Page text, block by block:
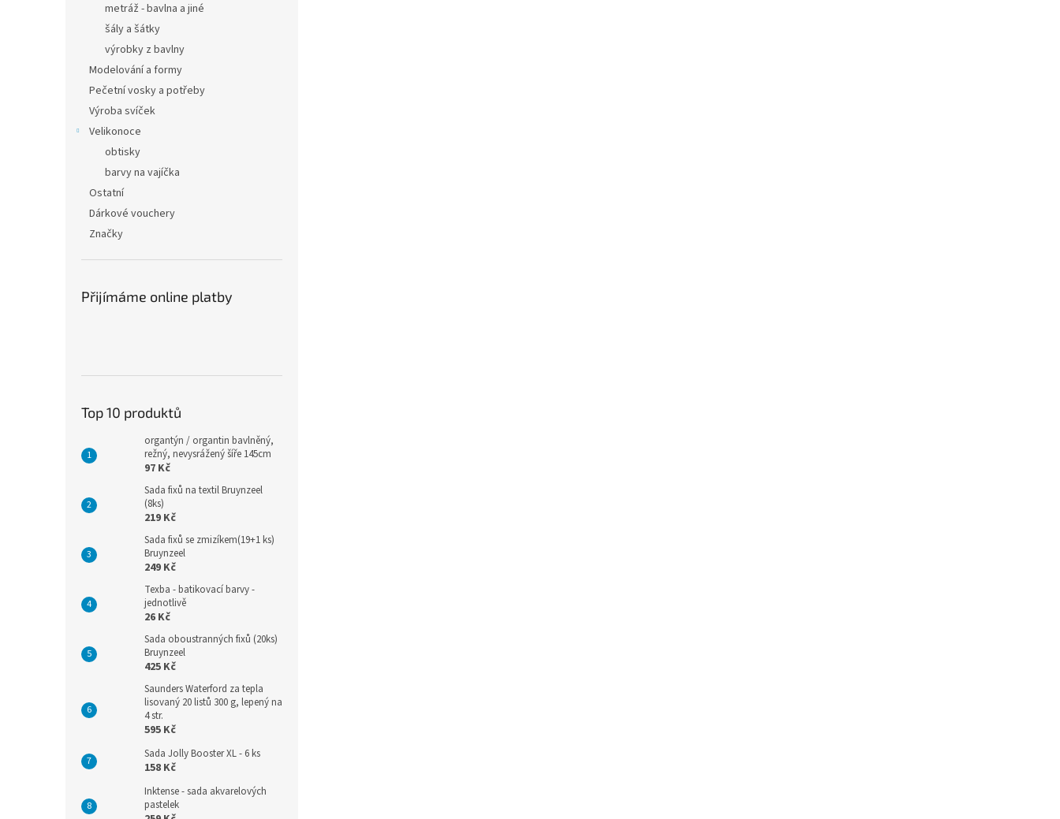
metráž - bavlna a jiné
šály a šátky
výrobky z bavlny
Modelování a formy
Pečetní vosky a potřeby
Výroba svíček
Velikonoce
obtisky
barvy na vajíčka
Ostatní
Dárkové vouchery
Značky
Přijímáme online platby
Top 10 produktů
organtýn / organtin bavlněný,
režný, nevysrážený šíře 145cm
97 Kč
Sada fixů na textil Bruynzeel
(8ks)
219 Kč
Sada fixů se zmizíkem(19+1 ks)
Bruynzeel
249 Kč
Texba - batikovací barvy -
jednotlivě
26 Kč
Sada oboustranných fixů (20ks)
Bruynzeel
425 Kč
Saunders Waterford za tepla
lisovaný 20 listů 300 g, lepený na
4 str.
595 Kč
Sada Jolly Booster XL - 6 ks
158 Kč
Inktense - sada akvarelových
pastelek